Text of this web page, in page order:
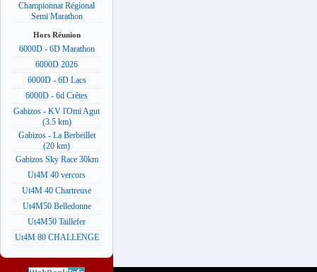
Championnat Régional
Semi Marathon
Hors Réunion
6000D - 6D Marathon
6000D 2026
6000D - 6D Lacs
6000D - 6d Crêtes
Gabizos - KV l'Omi Agut
(3.5 km)
Gabizos - La Berbeillet
(20 km)
Gabizos Sky Race 30km
Ut4M 40 vercors
Ut4M 40 Chartreuse
Ut4M50 Belledonne
Ut4M50 Taillefer
Ut4M 80 CHALLENGE